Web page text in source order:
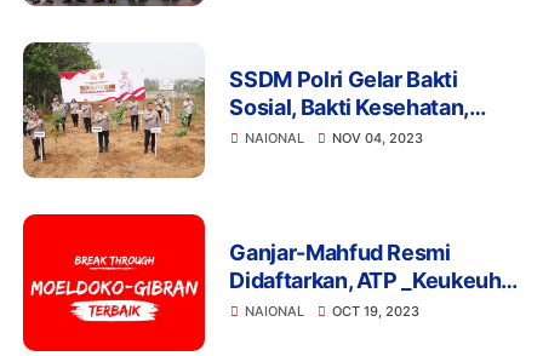
SSDM Polri Gelar Bakti
Sosial, Bakti Kesehatan,
Tanam Pohon dan Akan
NAIONAL NOV 04, 2023
Ganjar-Mahfud Resmi
Didaftarkan, ATP _Keukeuh_
Mengusulkan Moeldoko-
NAIONAL OCT 19, 2023